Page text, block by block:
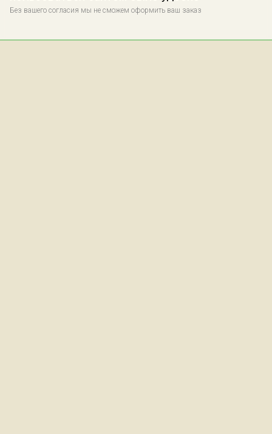
Без вашего согласия мы не сможем оформить ваш заказ